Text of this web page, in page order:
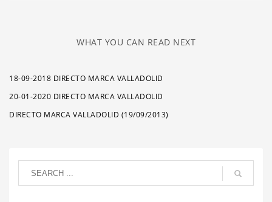
WHAT YOU CAN READ NEXT
18-09-2018 DIRECTO MARCA VALLADOLID
20-01-2020 DIRECTO MARCA VALLADOLID
DIRECTO MARCA VALLADOLID (19/09/2013)